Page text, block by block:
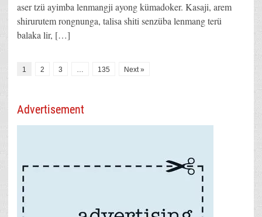
aser tzü ayimba lenmangji ayong kümadoker. Kasaji, arem
shirurutem rongnunga, talisa shiti senzüba lenmang terü
balaka lir, […]
1 2 3 … 135 Next »
Advertisement